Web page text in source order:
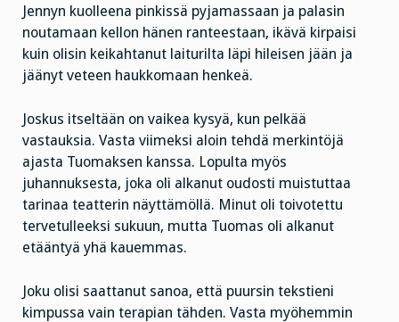
Jennyn kuolleena pinkissä pyjamassaan ja palasin
noutamaan kellon hänen ranteestaan, ikävä kirpaisi
kuin olisin keikahtanut laiturilta läpi hileisen jään ja
jäänyt veteen haukkomaan henkeä.
Joskus itseltään on vaikea kysyä, kun pelkää
vastauksia. Vasta viimeksi aloin tehdä merkintöjä
ajasta Tuomaksen kanssa. Lopulta myös
juhannuksesta, joka oli alkanut oudosti muistuttaa
tarinaa teatterin näyttämöllä. Minut oli toivotettu
tervetulleeksi sukuun, mutta Tuomas oli alkanut
etääntyä yhä kauemmas.
Joku olisi saattanut sanoa, että puursin tekstieni
kimpussa vain terapian tähden. Vasta myöhemmin